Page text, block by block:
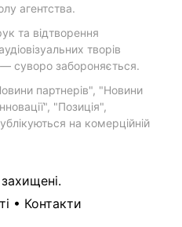
агентства.
та відтворення
творів
суворо забороняється.
партнерів", "Новини
"Позиція",
на комерційній
• Контакти